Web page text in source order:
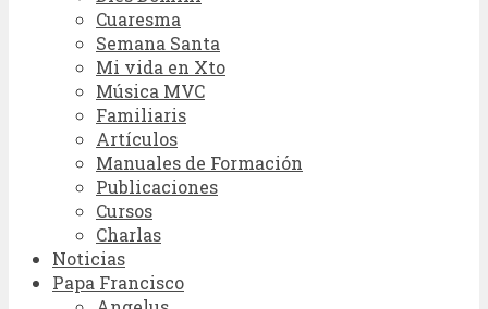
Cuaresma
Semana Santa
Mi vida en Xto
Música MVC
Familiaris
Artículos
Manuales de Formación
Publicaciones
Cursos
Charlas
Noticias
Papa Francisco